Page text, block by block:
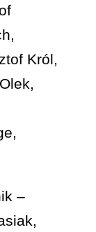
Król,
–